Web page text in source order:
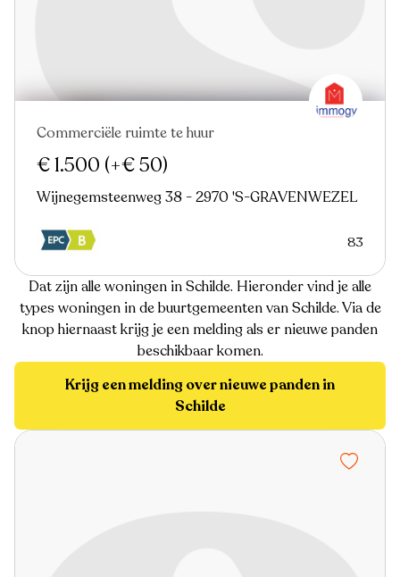
Virtual tour
Commerciële ruimte te huur
€ 1.500 (+€ 50)
Wijnegemsteenweg 38 - 2970 'S-GRAVENWEZEL
83
Dat zijn alle woningen in Schilde. Hieronder vind je alle
types woningen in de buurtgemeenten van Schilde. Via de
knop hiernaast krijg je een melding als er nieuwe panden
beschikbaar komen.
Krijg een melding over nieuwe panden in
Schilde